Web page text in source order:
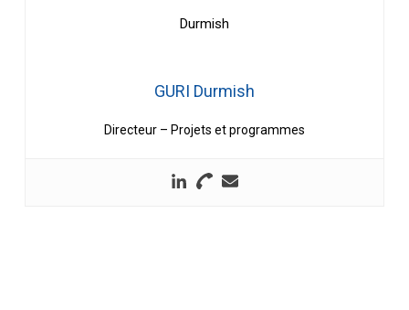
GURI Durmish
Directeur – Projets et programmes